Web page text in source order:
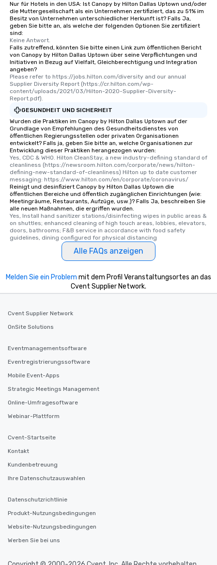
Nur für Hotels in den USA: Ist Canopy by Hilton Dallas Uptown und/oder
die Muttergesellschaft als ein Unternehmen zertifiziert, das zu 51% im
Besitz von Unternehmen unterschiedlicher Herkunft ist? Falls Ja,
geben Sie bitte an, als welche der folgenden Optionen Sie zertifiziert
sind:
Keine Antwort.
Falls zutreffend, könnten Sie bitte einen Link zum öffentlichen Bericht
von Canopy by Hilton Dallas Uptown über seine Verpflichtungen und
Initiativen in Bezug auf Vielfalt, Gleichberechtigung und Integration
angeben?
Please refer to https://jobs.hilton.com/diversity and our annual
Supplier Diversity Report (https://cr.hilton.com/wp-
content/uploads/2021/03/Hilton-2020-Supplier-Diversity-
Report.pdf).
GESUNDHEIT UND SICHERHEIT
Wurden die Praktiken im Canopy by Hilton Dallas Uptown auf der
Grundlage von Empfehlungen des Gesundheitsdienstes von
öffentlichen Regierungsstellen oder privaten Organisationen
entwickelt? Falls ja, geben Sie bitte an, welche Organisationen zur
Entwicklung dieser Praktiken herangezogen wurden:
Yes, CDC & WHO. Hilton CleanStay, a new industry-defining standard of
cleanliness (https://newsroom.hilton.com/corporate/news/hilton-
defining-new-standard-of-cleanliness) Hilton up to date customer
messaging: https://www.hilton.com/en/corporate/coronavirus/
Reinigt und desinfiziert Canopy by Hilton Dallas Uptown die
öffentlichen Bereiche und öffentlich zugänglichen Einrichtungen (wie:
Meetingräume, Restaurants, Aufzüge, usw.)? Falls Ja, beschreiben Sie
alle neuen Maßnahmen, die ergriffen wurden.
Yes, Install hand sanitizer stations/disinfecting wipes in public areas &
on shuttles; enhanced cleaning of high touch areas, lobbies, elevators,
doors, bathrooms; F&B service in accordance with food safety
guidelines, dining configured for physical distancing
Alle FAQs anzeigen
Melden Sie ein Problem mit dem Profil Veranstaltungsortes an das
Cvent Supplier Network.
Cvent Supplier Network
OnSite Solutions
Eventmanagementsoftware
Eventregistrierungssoftware
Mobile Event-Apps
Strategic Meetings Management
Online-Umfragesoftware
Webinar-Plattform
Cvent-Startseite
Kontakt
Kundenbetreuung
Ihre Datenschutzauswahlen
Datenschutzrichtlinie
Produkt-Nutzungsbedingungen
Website-Nutzungsbedingungen
Werben Sie bei uns